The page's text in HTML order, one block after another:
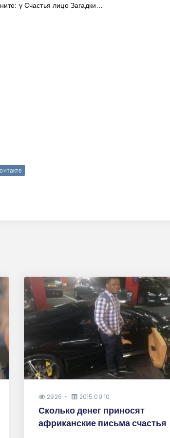
у Счастья лицо Загадки…
2926 2015.09.10
Сколько денег приносят
африканские письма счастья